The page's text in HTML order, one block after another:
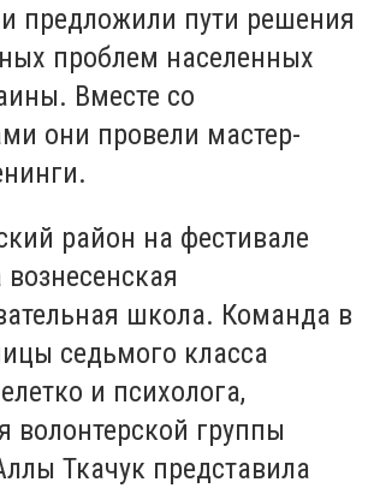
предложили пути решения
проблем населенных
Вместе со
они провели мастер-
район на фестивале
школа. Команда в
седьмого класса
и психолога,
волонтерской группы
Ткачук представила